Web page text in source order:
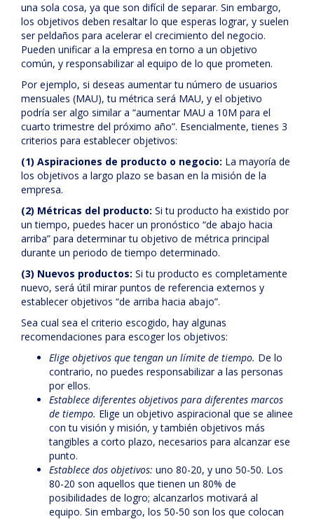
una sola cosa, ya que son difícil de separar. Sin embargo,
los objetivos deben resaltar lo que esperas lograr, y suelen
ser peldaños para acelerar el crecimiento del negocio.
Pueden unificar a la empresa en torno a un objetivo
común, y responsabilizar al equipo de lo que prometen.
Por ejemplo, si deseas aumentar tu número de usuarios
mensuales (MAU), tu métrica será MAU, y el objetivo
podría ser algo similar a “aumentar MAU a 10M para el
cuarto trimestre del próximo año”. Esencialmente, tienes 3
criterios para establecer objetivos:
(1) Aspiraciones de producto o negocio: La mayoría de
los objetivos a largo plazo se basan en la misión de la
empresa.
(2) Métricas del producto: Si tu producto ha existido por
un tiempo, puedes hacer un pronóstico “de abajo hacia
arriba” para determinar tu objetivo de métrica principal
durante un periodo de tiempo determinado.
(3) Nuevos productos: Si tu producto es completamente
nuevo, será útil mirar puntos de referencia externos y
establecer objetivos “de arriba hacia abajo”.
Sea cual sea el criterio escogido, hay algunas
recomendaciones para escoger los objetivos:
Elige objetivos que tengan un límite de tiempo. De lo
contrario, no puedes responsabilizar a las personas
por ellos.
Establece diferentes objetivos para diferentes marcos
de tiempo. Elige un objetivo aspiracional que se alinee
con tu visión y misión, y también objetivos más
tangibles a corto plazo, necesarios para alcanzar ese
punto.
Establece dos objetivos: uno 80-20, y uno 50-50. Los
80-20 son aquellos que tienen un 80% de
posibilidades de logro; alcanzarlos motivará al
equipo. Sin embargo, los 50-50 son los que colocan